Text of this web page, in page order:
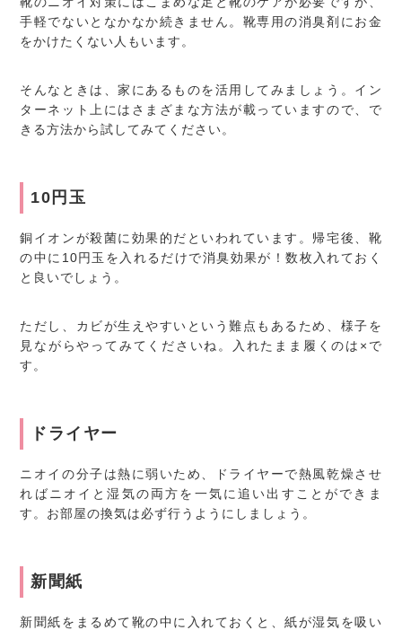
手軽でないとなかなか続きません。靴専用の消臭剤にお金
をかけたくない人もいます。
そんなときは、家にあるものを活用してみましょう。イン
ターネット上にはさまざまな方法が載っていますので、で
きる方法から試してみてください。
10円玉
銅イオンが殺菌に効果的だといわれています。帰宅後、靴
の中に10円玉を入れるだけで消臭効果が！数枚入れておく
と良いでしょう。
ただし、カビが生えやすいという難点もあるため、様子を
見ながらやってみてくださいね。入れたまま履くのは×で
す。
ドライヤー
ニオイの分子は熱に弱いため、ドライヤーで熱風乾燥させ
ればニオイと湿気の両方を一気に追い出すことができま
す。お部屋の換気は必ず行うようにしましょう。
新聞紙
新聞紙をまるめて靴の中に入れておくと、紙が湿気を吸い